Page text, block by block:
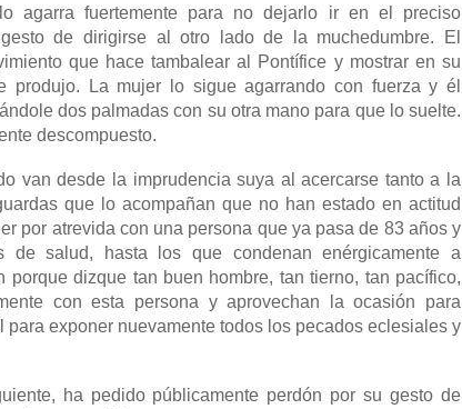
agarra fuertemente para no dejarlo ir en el preciso
de dirigirse al otro lado de la muchedumbre. El
que hace tambalear al Pontífice y mostrar en su
produjo. La mujer lo sigue agarrando con fuerza y él
dos palmadas con su otra mano para que lo suelte.
descompuesto.
van desde la imprudencia suya al acercarse tanto a la
que lo acompañan que no han estado en actitud
por atrevida con una persona que ya pasa de 83 años y
de salud, hasta los que condenan enérgicamente a
porque dizque tan buen hombre, tan tierno, tan pacífico,
con esta persona y aprovechan la ocasión para
para exponer nuevamente todos los pecados eclesiales y
ha pedido públicamente perdón por su gesto de